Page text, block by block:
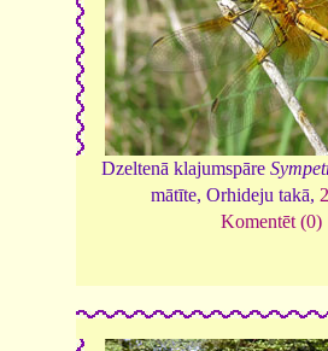
Dzeltenā klajumspāre
mātīte, Orhideju takā,
Komentēt (0)